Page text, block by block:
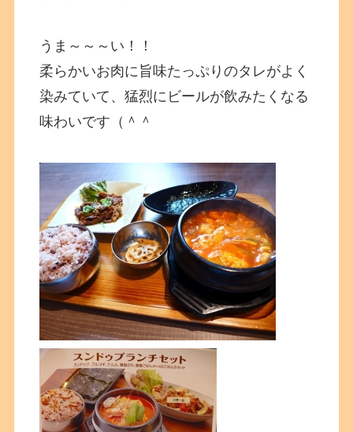
うま～～～い！！
柔らかいお肉に旨味たっぷりのタレがよく
染みていて、猛烈にビールが飲みたくなる
味わいです（＾＾